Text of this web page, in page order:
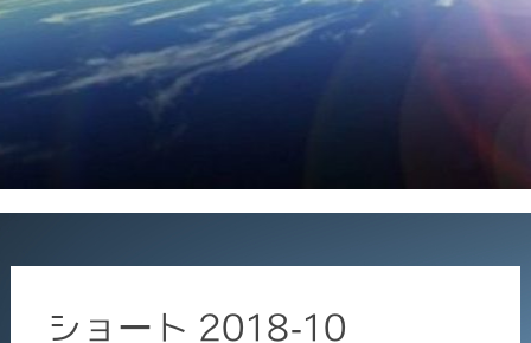
ショート 2018-10